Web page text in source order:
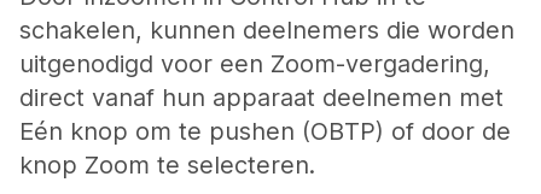
schakelen, kunnen deelnemers die worden
uitgenodigd voor een Zoom-vergadering,
direct vanaf hun apparaat deelnemen met
Eén knop om te pushen (OBTP) of door de
knop Zoom te selecteren.